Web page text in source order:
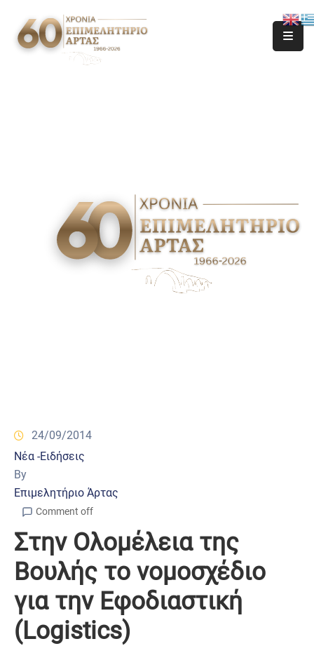
24/09/2014
Νέα -Ειδήσεις
By
Επιμελητήριο Άρτας
Comment off
Στην Ολομέλεια της
Βουλής το νομοσχέδιο
για την Εφοδιαστική
(Logistics)